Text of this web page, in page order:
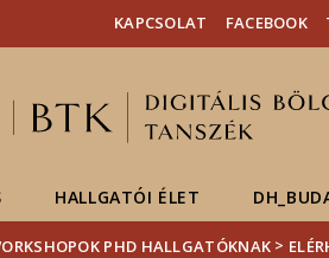
Hírek
Események
ELTE a
KAPCSOLAT FACEBOOK
HALLGATÓI ÉLET
PHD HALLGATÓKNAK >